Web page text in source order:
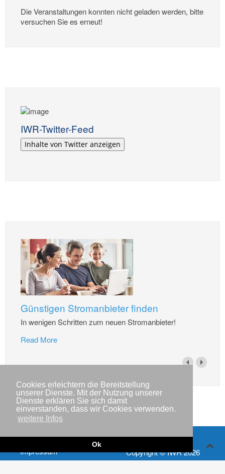
Cookies erleichtern die Bereitstellung
unserer Dienste. Mit der Nutzung unserer
Dienste erklären Sie sich damit
einverstanden, dass wir Cookies verwenden.
weitere Infos
Ok
Die Veranstaltungen konnten nicht geladen werden, bitte
versuchen Sie es erneut!
IWR-Twitter-Feed
Inhalte von Twitter anzeigen
Günstigen Stromanbieter finden
In wenigen Schritten zum neuen Stromanbieter!
Read More
Impressum
Copyright © IWR 2026